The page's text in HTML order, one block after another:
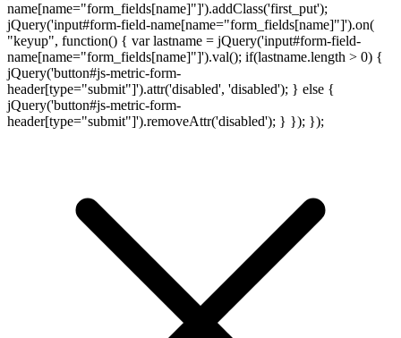
name[name="form_fields[name]"]').addClass('first_put');
jQuery('input#form-field-name[name="form_fields[name]"]').on(
"keyup", function() { var lastname = jQuery('input#form-field-
name[name="form_fields[name]"]').val(); if(lastname.length > 0) {
jQuery('button#js-metric-form-
header[type="submit"]').attr('disabled', 'disabled'); } else {
jQuery('button#js-metric-form-
header[type="submit"]').removeAttr('disabled'); } }); });